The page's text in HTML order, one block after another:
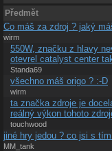
Předmět
Co máš za zdroj ? jaký
wirm
550W, značku z hlavy
otevrel catalyst center
Standa69
všechno máš origo ? :-D
wirm
ta značka zdroje je
reálný výkon tohoto
touchwood
jiné hry jedou ? co jsi s
MM_tank